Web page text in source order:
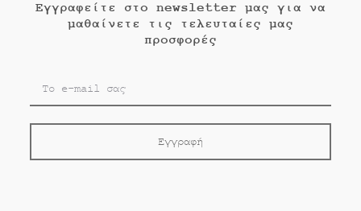
Εγγραφείτε στο newsletter μας για να
μαθαίνετε τις τελευταίες μας
προσφορές